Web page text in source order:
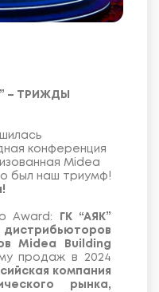
– ТРИЖДЫ
конференция
Midea
был наш триумф!
Award:
ГК “АЯК”
Midea Building
продаж в 2024
компания
рынка,